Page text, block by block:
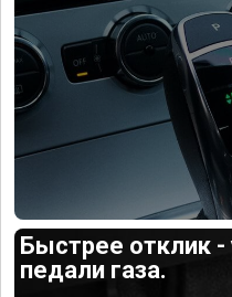
Быстрее отклик -
педали газа.